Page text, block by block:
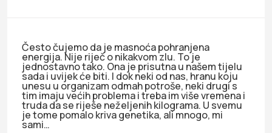
Često čujemo da je masnoća pohranjena
energija. Nije riječ o nikakvom zlu. To je
jednostavno tako. Ona je prisutna u našem tijelu
sada i uvijek će biti. I dok neki od nas, hranu koju
unesu u organizam odmah potroše, neki drugi s
tim imaju većih problema i treba im više vremena i
truda da se riješe neželjenih kilograma. U svemu
je tome pomalo kriva genetika, ali mnogo, mi
sami…